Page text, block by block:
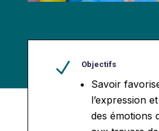
N Objectifs
Savoir
l’expression
des émotions